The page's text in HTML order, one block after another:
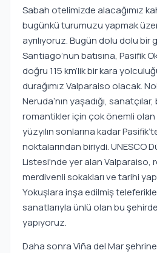
Sabah otelimizde alacağımız
bugünkü turumuzu yapmak
ayrılıyoruz. Bugün dolu dolu bir
Santiago’nun batısına, Pasifik
doğru 115 km’lik bir kara
durağımız Valparaiso olacak.
Neruda’nın yaşadığı,
romantikler için çok önemli olan
yüzyılın sonlarına kadar
noktalarından biriydi. UNESCO
Listesi'nde yer alan Valparaiso,
merdivenli sokakları ve tarihi
Yokuşlara inşa edilmiş
sanatlarıyla ünlü olan bu
yapıyoruz.
Daha sonra Viña del Mar